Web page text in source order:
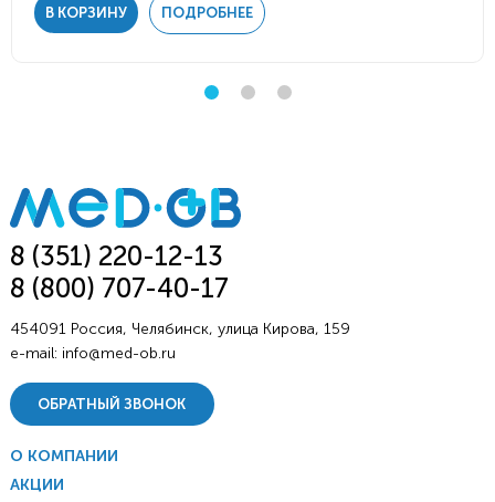
В КОРЗИНУ ПОДРОБНЕЕ
8 (351) 220-12-13
8 (800) 707-40-17
454091 Россия, Челябинск, улица Кирова, 159
e-mail: info@med-ob.ru
ОБРАТНЫЙ ЗВОНОК
О КОМПАНИИ
АКЦИИ